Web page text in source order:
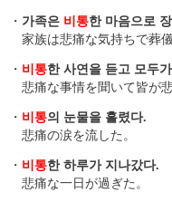
・ 가족은 비통한 마음으로
家族は悲痛な気持ちで葬
・ 비통한 사연을 듣고 모두
悲痛な事情を聞いて皆が悲
・ 비통의 눈물을 흘렸다.
悲痛の涙を流した。
・ 비통한 하루가 지나갔다.
悲痛な一日が過ぎた。